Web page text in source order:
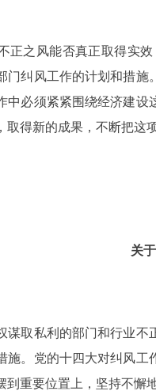
之风能否真正取得实效
门纠风工作的计划和措
中必须紧紧围绕经济建
取得新的成果，不断把这
关
取私利的部门和行业不
施。党的十四大对纠风
到重要位置上，坚持不懈